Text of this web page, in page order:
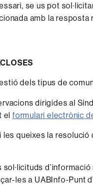
se us pot
amb la resposta
dels tipus de
dirigides al
el formulari electrònic
queixes la
les a UABInfo-Punt